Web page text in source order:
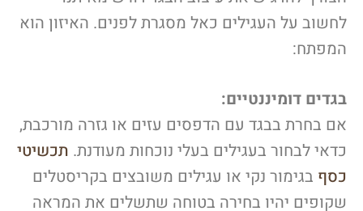
לחשוב על העגילים כאל מסגרת לפנים. האיזון הוא
המפתח:
בגדים דומיננטיים:
אם בחרת בבגד עם הדפסים עזים או גזרה מורכבת,
כדאי לבחור בעגילים בעלי נוכחות מעודנת. תכשיטי
כסף בגימור נקי או עגילים משובצים בקריסטלים
שקופים יהיו בחירה בטוחה שתשלים את המראה